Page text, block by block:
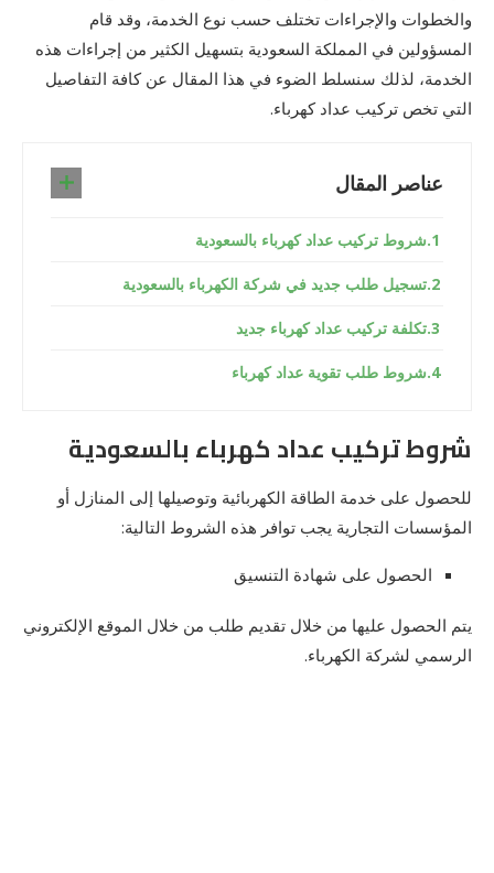
والخطوات والإجراءات تختلف حسب نوع الخدمة، وقد قام
المسؤولين في المملكة السعودية بتسهيل الكثير من إجراءات هذه
الخدمة، لذلك سنسلط الضوء في هذا المقال عن كافة التفاصيل
التي تخص تركيب عداد كهرباء.
عناصر المقال
شروط تركيب عداد كهرباء بالسعودية
تسجيل طلب جديد في شركة الكهرباء بالسعودية
تكلفة تركيب عداد كهرباء جديد
شروط طلب تقوية عداد كهرباء
شروط تركيب عداد كهرباء بالسعودية
للحصول على خدمة الطاقة الكهربائية وتوصيلها إلى المنازل أو
المؤسسات التجارية يجب توافر هذه الشروط التالية:
الحصول على شهادة التنسيق
يتم الحصول عليها من خلال تقديم طلب من خلال الموقع الإلكتروني
الرسمي لشركة الكهرباء.